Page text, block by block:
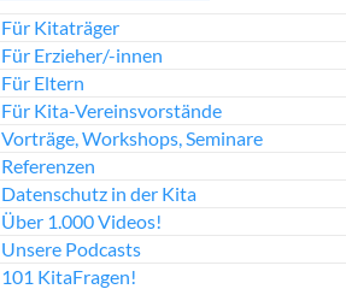
Für Kitaträger
Für Erzieher/-innen
Für Eltern
Für Kita-Vereinsvorstände
Vorträge, Workshops, Seminare
Referenzen
Datenschutz in der Kita
Über 1.000 Videos!
Unsere Podcasts
101 KitaFragen!